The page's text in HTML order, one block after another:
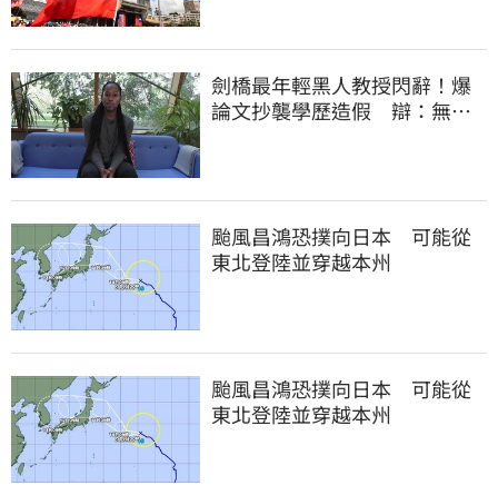
劍橋最年輕黑人教授閃辭！爆
論文抄襲學歷造假 辯：無法
颱風昌鴻恐撲向日本 可能從
東北登陸並穿越本州
颱風昌鴻恐撲向日本 可能從
東北登陸並穿越本州